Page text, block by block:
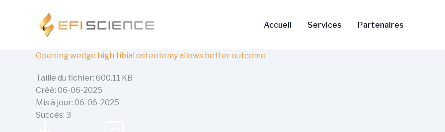
Accueil Services Partenaires
Opening wedge high tibial osteotomy allows better outcome
Taille du fichier: 600.11 KB
Créé: 06-06-2025
Mis à jour: 06-06-2025
Succès: 3